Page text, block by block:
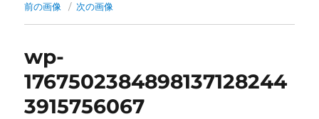
前の画像 次の画像
wp-
1767502384898137128244
3915756067